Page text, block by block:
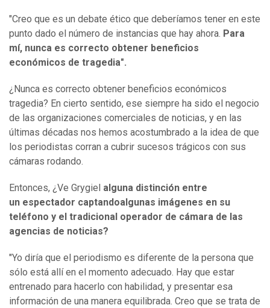
"Creo que es un debate ético que deberíamos tener en este
punto dado el número de instancias que hay ahora. Para
mí, nunca es correcto obtener beneficios
económicos de tragedia".
¿Nunca es correcto obtener beneficios económicos
tragedia? En cierto sentido, ese siempre ha sido el negocio
de las organizaciones comerciales de noticias, y en las
últimas décadas nos hemos acostumbrado a la idea de que
los periodistas corran a cubrir sucesos trágicos con sus
cámaras rodando.
Entonces, ¿Ve Grygiel alguna distinción entre
un espectador captandoalgunas imágenes en su
teléfono y el tradicional operador de cámara de las
agencias de noticias?
"Yo diría que el periodismo es diferente de la persona que
sólo está allí en el momento adecuado. Hay que estar
entrenado para hacerlo con habilidad, y presentar esa
información de una manera equilibrada. Creo que se trata de